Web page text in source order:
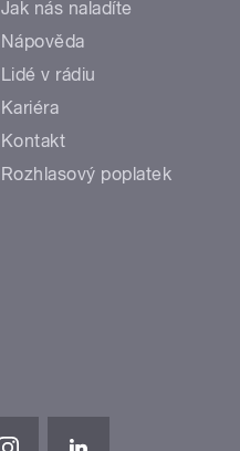
Jak nás naladíte
Nápověda
Lidé v rádiu
Kariéra
Kontakt
Rozhlasový poplatek